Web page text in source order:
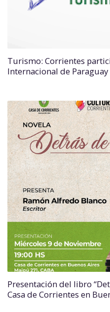
Turismo: Corrientes
Internacional de Paraguay
Presentación del libro
Casa de Corrientes en